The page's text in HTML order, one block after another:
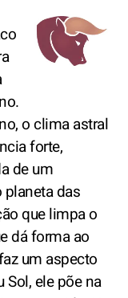
o clima astral
forte,
de um
planeta das
que limpa o
dá forma ao
um aspecto
Sol, ele põe na